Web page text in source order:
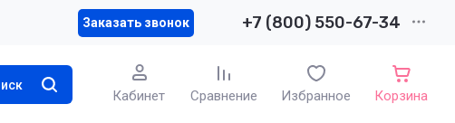
Заказать звонок +7 (800) 550-67-34
Кабинет Сравнение Избранное Корзина